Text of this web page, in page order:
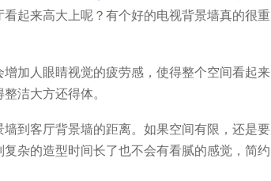
起来高大上呢？有个好的电视背景墙真的很重
加人眼睛视觉的疲劳感，使得整个空间看起来
洁大方还得体。
到客厅背景墙的距离。如果空间有限，还是要
杂的造型时间长了也不会有看腻的感觉，简约